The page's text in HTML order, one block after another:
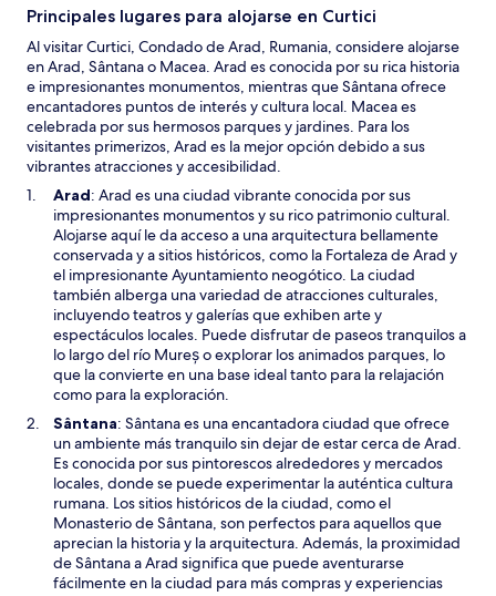
a
a
n
u
e
v
a
v
e
t
a
n
a
Principales lugares para alojarse en Curtici
Al visitar Curtici, Condado de Arad, Rumania, considere alojarse
en Arad, Sântana o Macea. Arad es conocida por su rica historia
e impresionantes monumentos, mientras que Sântana ofrece
encantadores puntos de interés y cultura local. Macea es
celebrada por sus hermosos parques y jardines. Para los
visitantes primerizos, Arad es la mejor opción debido a sus
vibrantes atracciones y accesibilidad.
AradS
e
a
b
r
i
r
á
e
n
u
a
n
u
e
v
a
v
e
: Arad es una ciudad vibrante conocida por sus
impresionantes monumentos y su rico patrimonio cultural.
Alojarse aquí le da acceso a una arquitectura bellamente
conservada y a sitios históricos, como la Fortaleza de Arad y
el impresionante Ayuntamiento neogótico. La ciudad
también alberga una variedad de atracciones culturales,
incluyendo teatros y galerías que exhiben arte y
espectáculos locales. Puede disfrutar de paseos tranquilos a
lo largo del río Mureș o explorar los animados parques, lo
que la convierte en una base ideal tanto para la relajación
como para la exploración.
SântanaS
e
a
b
r
i
r
á
e
: Sântana es una encantadora ciudad que ofrece
un ambiente más tranquilo sin dejar de estar cerca de Arad.
Es conocida por sus pintorescos alrededores y mercados
locales, donde se puede experimentar la auténtica cultura
rumana. Los sitios históricos de la ciudad, como el
Monasterio de Sântana, son perfectos para aquellos que
aprecian la historia y la arquitectura. Además, la proximidad
de Sântana a Arad significa que puede aventurarse
fácilmente en la ciudad para más compras y experiencias